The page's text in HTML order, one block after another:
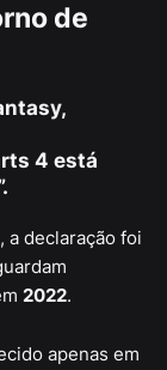
de
4 está
a declaração foi
2022.
apenas em